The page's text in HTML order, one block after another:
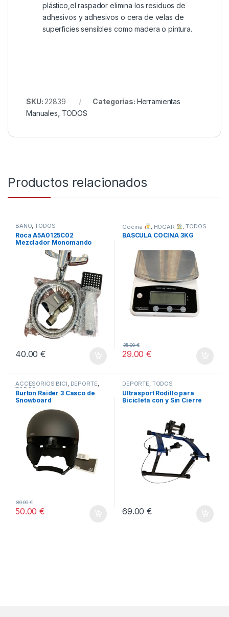
plástico,el raspador elimina los residuos de
adhesivos y adhesivos o cera de velas de
superficies sensibles como madera o pintura.
SKU:22839 Categorías: Herramientas
Manuales, TODOS
Productos relacionados
BAÑO,TODOS
Roca A5A0125C02
Mezclador Monomando
Baño-Ducha, Coleccion
Victoria, Cromado
40.00€
Cocina , HOGAR ,TODOS
BASCULA COCINA 3KG
29.00€
35.00€
ACCESORIOS BICI, DEPORTE,
TODOS
Burton Raider 3 Casco de
Snowboard
50.00€
80.00€
DEPORTE, TODOS
Ultrasport Rodillo para
Bicicleta con y Sin Cierre
69.00€